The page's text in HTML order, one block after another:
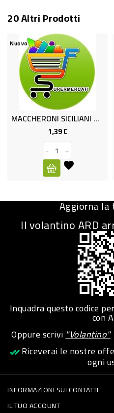
FARINA
NATURALI
SNACKS
ALIMENTI
CONSERVATI
INSETTICIDI
CARTA
-
DETERSIVI
TESSUTI
DETERGENTI
CASA
20 Altri Prodotti
Nuovo
MACCHERONI SICILIANI GR.400
1,39 €Prezzo
-
+
Aggiorna la
Il volantino ARD
Inquadra questo codice
con
Oppure scrivi"Volantino"
Riceverai le nostre
ogni
INFORMAZIONI SUI CONTATTI
IL TUO ACCOUNT